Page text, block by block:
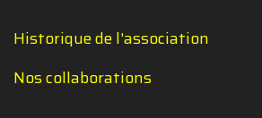
Historique de l'association
Nos collaborations